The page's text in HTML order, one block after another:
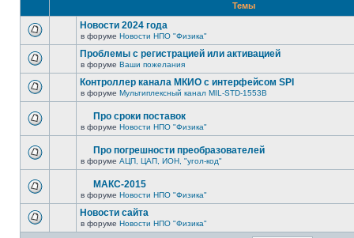
Темы
Новости 2024 года
в форуме Новости НПО "Физика"
Проблемы с регистрацией или активацией
в форуме Ваши пожелания
Контроллер канала МКИО с интерфейсом SPI
в форуме Мультиплексный канал MIL-STD-1553B
Про сроки поставок
в форуме Новости НПО "Физика"
Про погрешности преобразователей
в форуме АЦП, ЦАП, ИОН, "угол-код"
МАКС-2015
в форуме Новости НПО "Физика"
Новости сайта
в форуме Новости НПО "Физика"